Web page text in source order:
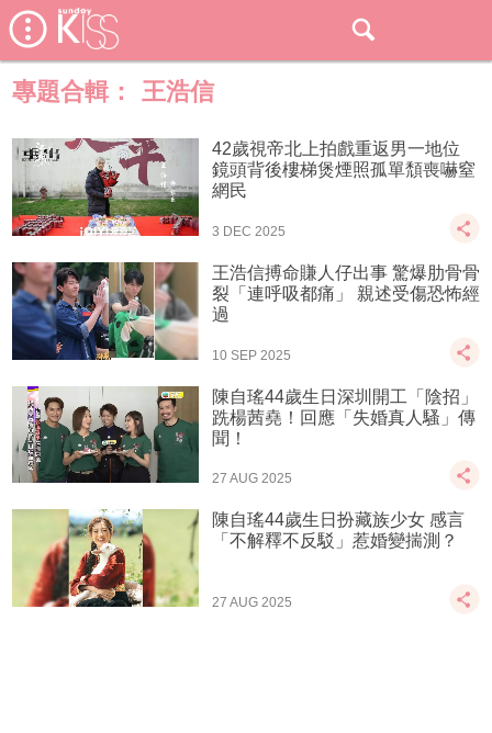
專題合輯： 王浩信
42歲視帝北上拍戲重返男一地位
鏡頭背後樓梯煲煙照孤單頹喪嚇窒
網民
3 DEC 2025
王浩信搏命賺人仔出事 驚爆肋骨骨
裂「連呼吸都痛」 親述受傷恐怖經
過
10 SEP 2025
陳自瑤44歲生日深圳開工「陰招」
跣楊茜堯！回應「失婚真人騷」傳
聞！
27 AUG 2025
陳自瑤44歲生日扮藏族少女 感言
「不解釋不反駁」惹婚變揣測？
27 AUG 2025